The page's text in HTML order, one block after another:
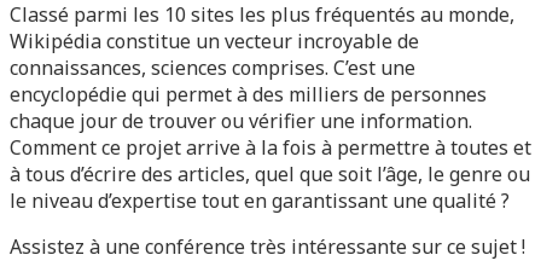
Classé parmi les 10 sites les plus fréquentés au monde,
Wikipédia constitue un vecteur incroyable de
connaissances, sciences comprises. C’est une
encyclopédie qui permet à des milliers de personnes
chaque jour de trouver ou vérifier une information.
Comment ce projet arrive à la fois à permettre à toutes et
à tous d’écrire des articles, quel que soit l’âge, le genre ou
le niveau d’expertise tout en garantissant une qualité ?
Assistez à une conférence très intéressante sur ce sujet !